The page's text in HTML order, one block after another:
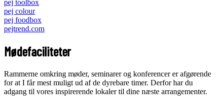
pej toolbox
pej colour
pej foodbox
pejtrend.com
Mødefaciliteter
Rammerne omkring møder, seminarer og konferencer er afgørende
for at I får mest muligt ud af de dyrebare timer. Derfor har du
adgang til vores inspirerende lokaler til dine næste arrangementer.